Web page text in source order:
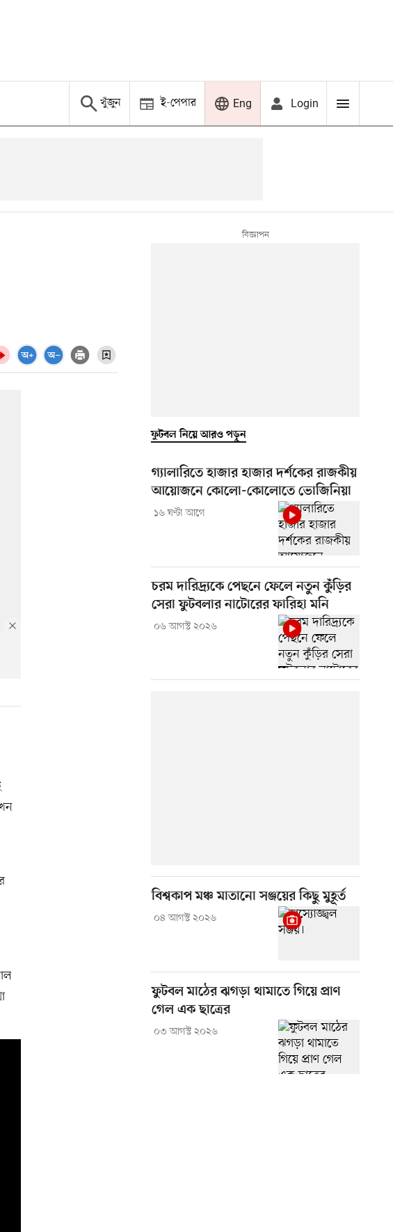
খুঁজুন ই-পেপার Eng Login
ফুটবল নিয়ে আরও পড়ুন
গ্যালারিতে হাজার হাজার দর্শকের রাজকীয়
আয়োজনে কোলো-কোলোতে ভোজিনিয়া
১৬ ঘণ্টা আগে
চরম দারিদ্র্যকে পেছনে ফেলে নতুন কুঁড়ির
সেরা ফুটবলার নাটোরের ফারিহা মনি
০৬ আগস্ট ২০২৬
বিশ্বকাপ মঞ্চ মাতানো সঞ্জয়ের কিছু মুহূর্ত
০৪ আগস্ট ২০২৬
ফুটবল মাঠের ঝগড়া থামাতে গিয়ে প্রাণ
গেল এক ছাত্রের
০৩ আগস্ট ২০২৬